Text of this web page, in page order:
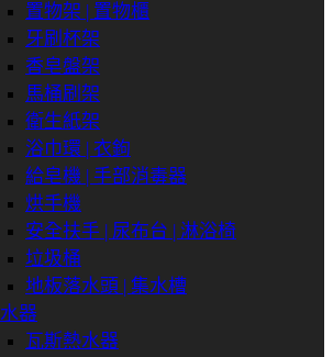
置物架 | 置物櫃
牙刷杯架
香皂盤架
馬桶刷架
衛生紙架
浴巾環 | 衣鉤
給皂機 | 手部消毒器
烘手機
安全扶手 | 尿布台 | 淋浴椅
垃圾桶
地板落水頭 | 集水槽
器
瓦斯熱水器